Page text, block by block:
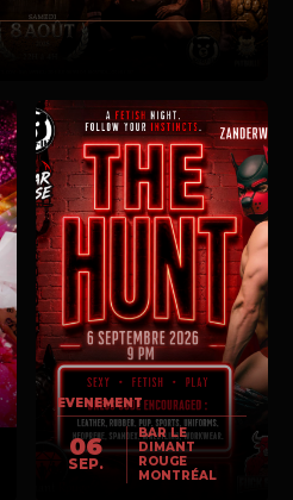
EVENEMENT
06
SEP.
BAR LE
DIMANT
ROUGE
MONTRÉAL